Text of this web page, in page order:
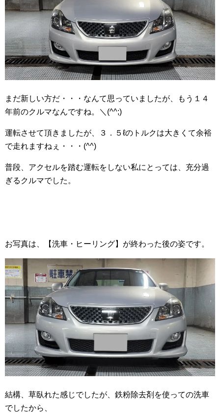
まだ新しい方だ・・・なんて思っていましたが、もう１４
年前のクルマなんですね。＼(^^;)
運転させて頂きましたが、３．５ℓのトルクは大きくて余裕
で走れますねぇ・・・(^^)
普段、アクセルを踏む運転をしない私にとっては、充分過
ぎるクルマでした。
お写真は、【洗車・ヒーリング】が終わった後の姿です。
結構、草臥れた感じでしたが、鉄粉除去剤を使っての洗車
でしたから、